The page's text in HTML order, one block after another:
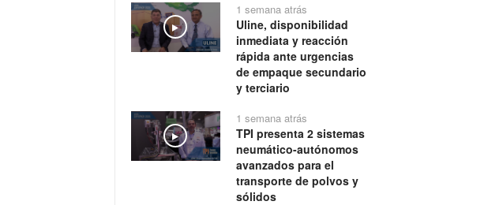
Play
1 semana atrás
Uline, disponibilidad
inmediata y reacción
rápida ante urgencias
de empaque secundario
y terciario
Play
1 semana atrás
TPI presenta 2 sistemas
neumático-autónomos
avanzados para el
transporte de polvos y
sólidos